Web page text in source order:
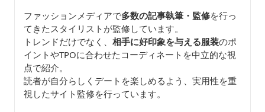
ファッションメディアで多数の記事執筆・監修を行っ
てきたスタイリストが監修しています。
トレンドだけでなく、 相手に好印象を与える服装のポ
イントやTPOに合わせたコーディネートを中立的な視
点で紹介。
読者が自分らしくデートを楽しめるよう、実用性を重
視したサイト監修を行っています。